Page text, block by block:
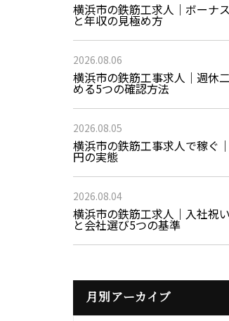
横浜市の鉄筋工求人｜ボーナ
と年収の見極め方
2026.08.06
横浜市の鉄筋工事求人｜週休
める5つの確認方法
2026.08.05
横浜市の鉄筋工事求人で稼ぐ
円の実態
2026.08.04
横浜市の鉄筋工求人｜入社祝
と会社選び5つの基準
月別アーカイブ